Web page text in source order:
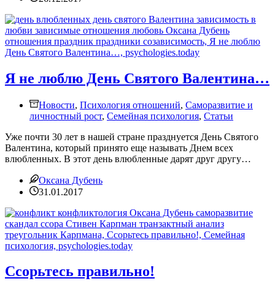
Я не люблю День Святого Валентина…
Новости, Психология отношений, Саморазвитие и
личностный рост, Семейная психология, Статьи
Уже почти 30 лет в нашей стране празднуется День Святого
Валентина, который принято еще называть Днем всех
влюбленных. В этот день влюбленные дарят друг другу…
Оксана Дубень
31.01.2017
Ссорьтесь правильно!